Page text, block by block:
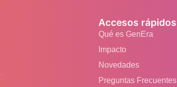
Accesos rápidos
Qué es GenEra
Impacto
Novedades
Preguntas Frecuentes